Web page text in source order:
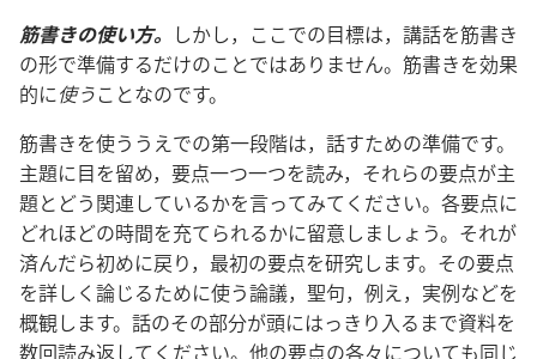
筋書きの使い方。 しかし，ここでの目標は，講話を筋書き
の形で準備するだけのことではありません。筋書きを効果
的に使うことなのです。
筋書きを使ううえでの第一段階は，話すための準備です。
主題に目を留め，要点一つ一つを読み，それらの要点が主
題とどう関連しているかを言ってみてください。各要点に
どれほどの時間を充てられるかに留意しましょう。それが
済んだら初めに戻り，最初の要点を研究します。その要点
を詳しく論じるために使う論議，聖句，例え，実例などを
概観します。話のその部分が頭にはっきり入るまで資料を
数回読み返してください。他の要点の各々についても同じ